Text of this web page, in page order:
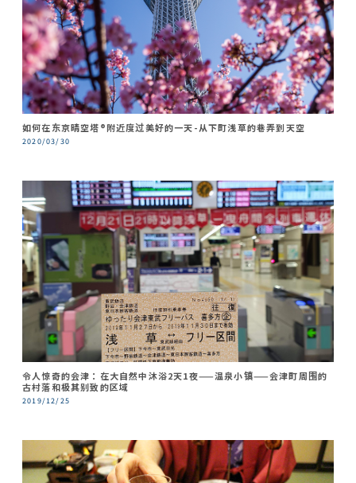
如何在东京晴空塔®附近度过美好的一天-从下町浅草的巷弄到天空
2020/03/30
令人惊奇的会津：在大自然中沐浴2天1夜——温泉小镇——会津町周围的
古村落和极其别致的区域
2019/12/25